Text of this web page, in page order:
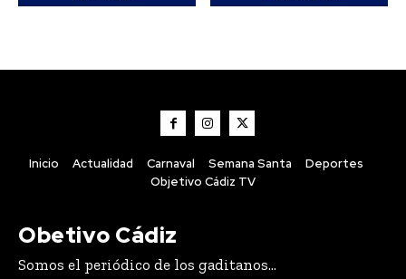
Inicio Actualidad Carnaval Semana Santa
Deportes
Objetivo Cádiz TV
Obetivo Cádiz
Somos el periódico de los gaditanos...